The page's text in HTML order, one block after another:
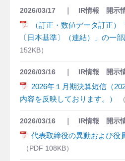
2026/03/17 IR情報 開示
（訂正・数値データ訂正
〔日本基準〕（連結）」の一
152KB
2026/03/16 IR情報 開示
2026年１月期決算短信（
内容を反映しております。）
2026/03/16 IR情報 開示
代表取締役の異動および役
108KB